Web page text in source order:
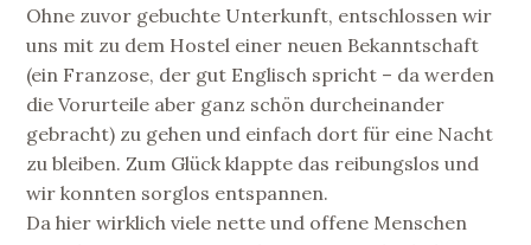
Ohne zuvor gebuchte Unterkunft, entschlossen wir
uns mit zu dem Hostel einer neuen Bekanntschaft
(ein Franzose, der gut Englisch spricht – da werden
die Vorurteile aber ganz schön durcheinander
gebracht) zu gehen und einfach dort für eine Nacht
zu bleiben. Zum Glück klappte das reibungslos und
wir konnten sorglos entspannen.
Da hier wirklich viele nette und offene Menschen